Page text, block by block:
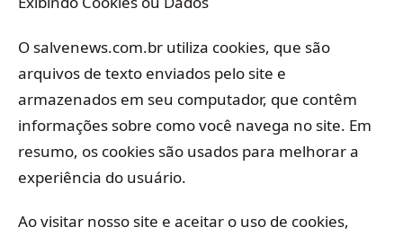
O salvenews.com.br utiliza cookies, que são
arquivos de texto enviados pelo site e
armazenados em seu computador, que contêm
informações sobre como você navega no site. Em
resumo, os cookies são usados para melhorar a
experiência do usuário.
Ao visitar nosso site e aceitar o uso de cookies,